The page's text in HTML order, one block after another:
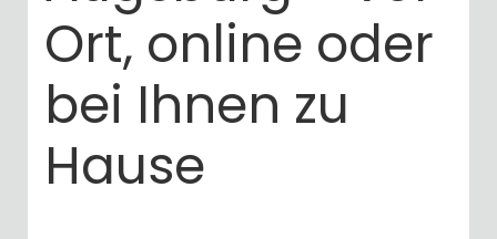
Ort, online oder
bei Ihnen zu
Hause